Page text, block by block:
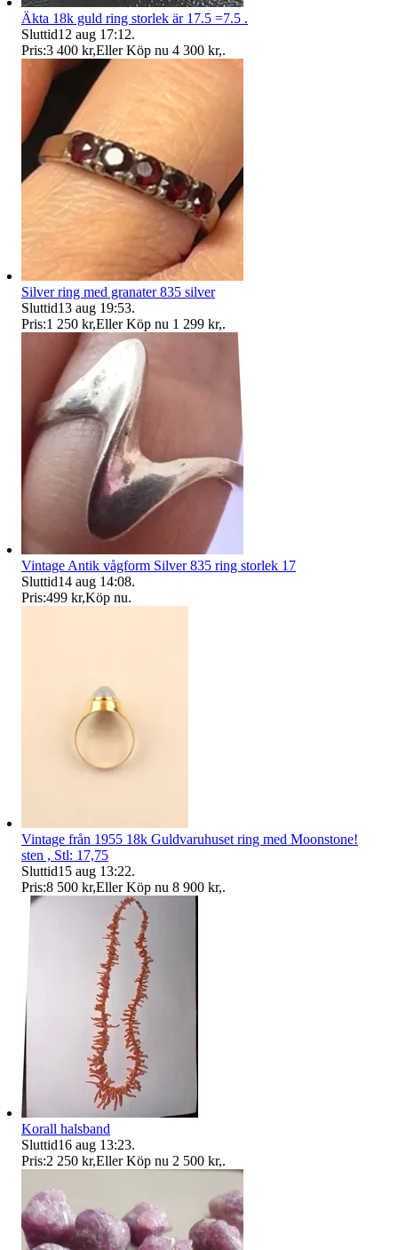
Äkta 18k guld ring storlek är 17.5 =7.5 .
Sluttid12 aug 17:12.
Pris:3 400 kr,Eller Köp nu 4 300 kr,.
Silver ring med granater 835 silver
Sluttid13 aug 19:53.
Pris:1 250 kr,Eller Köp nu 1 299 kr,.
Vintage Antik vågform Silver 835 ring storlek 17
Sluttid14 aug 14:08.
Pris:499 kr,Köp nu.
Vintage från 1955 18k Guldvaruhuset ring med Moonstone!
sten , Stl: 17,75
Sluttid15 aug 13:22.
Pris:8 500 kr,Eller Köp nu 8 900 kr,.
Korall halsband
Sluttid16 aug 13:23.
Pris:2 250 kr,Eller Köp nu 2 500 kr,.